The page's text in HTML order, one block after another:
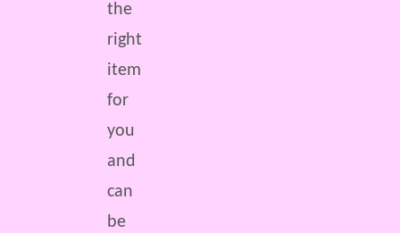
the
right
item
for
you
and
can
be